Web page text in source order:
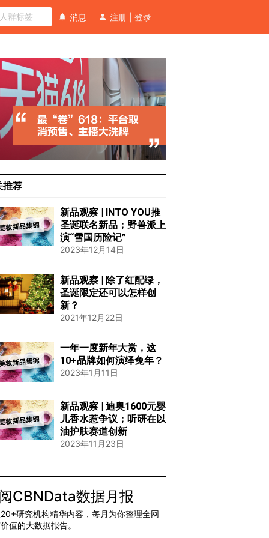
消息 注册 登录
推荐
新品观察 | INTO YOU推
圣诞联名新品；野兽派上
演“雪国历险记”
2023年12月14日
新品观察 | 除了红配绿，
圣诞限定还可以怎样创
新？
2021年12月22日
一年一度新年大赏，这
10+品牌如何演绎兔年？
2023年1月11日
新品观察 | 迪奥1600元婴
儿香水惹争议；听研在以
油护肤赛道创新
2023年11月23日
CBNData数据月报
研究机构精华内容，每月为你整理全网
值的大数据报告。